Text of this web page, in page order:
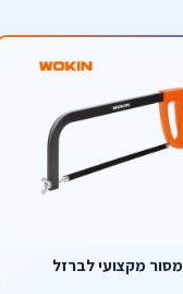
מסור מקצועי לברזל